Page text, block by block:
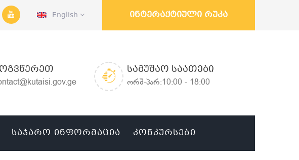
English ინტერაქტიული რუკა
ᲡᲐᲛᲣᲨᲐᲝ ᲡᲐᲐᲗᲔᲑᲘ
ორშ-პარ:10:00 - 18:00
ᲡᲐᲯᲐᲠᲝ ᲘᲜᲤᲝᲠᲛᲐᲪᲘᲐ ᲙᲝᲜᲙᲣᲠᲡᲔᲑᲘ